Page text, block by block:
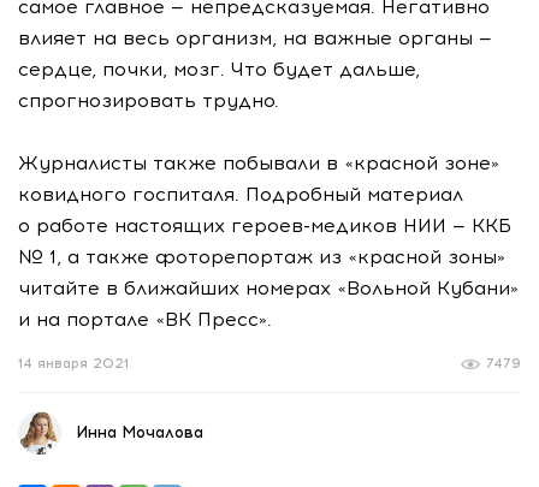
самое главное — непредсказуемая. Негативно
влияет на весь организм, на важные органы —
сердце, почки, мозг. Что будет дальше,
спрогнозировать трудно.
Журналисты также побывали в «красной зоне»
ковидного госпиталя. Подробный материал
о работе настоящих героев-медиков НИИ — ККБ
№ 1, а также фоторепортаж из «красной зоны»
читайте в ближайших номерах «Вольной Кубани»
и на портале «ВК Пресс».
7479
14 января 2021
Инна Мочалова